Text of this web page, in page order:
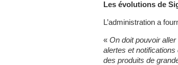
Les évolutions de
L’administration a
« On doit pouvoir
alertes et
des produits de